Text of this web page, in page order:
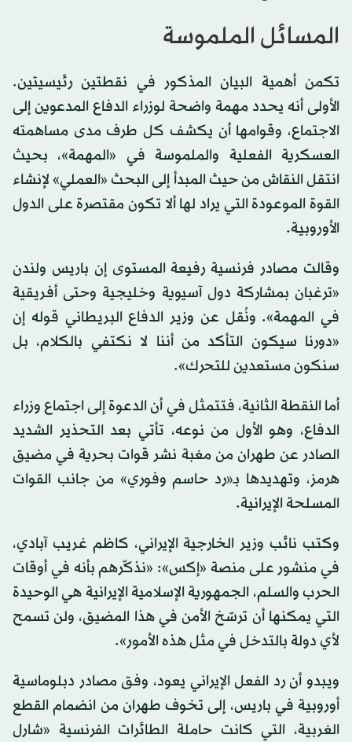
المسائل الملموسة
تكمن أهمية البيان المذكور في نقطتين رئيسيتين.
الأولى أنه يحدد مهمة واضحة لوزراء الدفاع المدعوين إلى
الاجتماع، وقوامها أن يكشف كل طرف مدى مساهمته
العسكرية الفعلية والملموسة في «المهمة»، بحيث
انتقل النقاش من حيث المبدأ إلى البحث «العملي» لإنشاء
القوة الموعودة التي يراد لها ألا تكون مقتصرة على الدول
الأوروبية.
وقالت مصادر فرنسية رفيعة المستوى إن باريس ولندن
«ترغبان بمشاركة دول آسيوية وخليجية وحتى أفريقية
في المهمة». ونُقل عن وزير الدفاع البريطاني قوله إن
«دورنا سيكون التأكد من أننا لا نكتفي بالكلام، بل
سنكون مستعدين للتحرك».
أما النقطة الثانية، فتتمثل في أن الدعوة إلى اجتماع وزراء
الدفاع، وهو الأول من نوعه، تأتي بعد التحذير الشديد
الصادر عن طهران من مغبة نشر قوات بحرية في مضيق
هرمز، وتهديدها بـ«رد حاسم وفوري» من جانب القوات
المسلحة الإيرانية.
وكتب نائب وزير الخارجية الإيراني، كاظم غريب آبادي،
في منشور على منصة «إكس»: «نذكّرهم بأنه في أوقات
الحرب والسلم، الجمهورية الإسلامية الإيرانية هي الوحيدة
التي يمكنها أن ترسّخ الأمن في هذا المضيق، ولن تسمح
لأي دولة بالتدخل في مثل هذه الأمور».
ويبدو أن رد الفعل الإيراني يعود، وفق مصادر دبلوماسية
أوروبية في باريس، إلى تخوف طهران من انضمام القطع
الغربية، التي كانت حاملة الطائرات الفرنسية «شارل